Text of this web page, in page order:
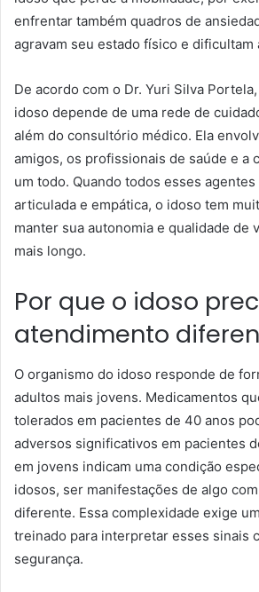
enfrentar também quadros de
agravam seu estado físico e dificultam
De acordo com o Dr. Yuri Silva
idoso depende de uma rede de
além do consultório médico. Ela
amigos, os profissionais de saúde e a
um todo. Quando todos esses
articulada e empática, o idoso tem
manter sua autonomia e qualidade de
mais longo.
Por que o idoso
atendimento
O organismo do idoso responde de
adultos mais jovens. Medicamentos
tolerados em pacientes de 40 anos
adversos significativos em pacientes
em jovens indicam uma condição
idosos, ser manifestações de algo
diferente. Essa complexidade exige
treinado para interpretar esses sinais
segurança.